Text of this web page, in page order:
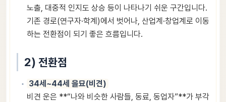
노출, 대중적 인지도 상승 등이 나타나기 쉬운 구간입니다.
기존 경로(연구자·학계)에서 벗어나, 산업계·창업계로 이동
하는 전환점이 되기 좋은 흐름입니다.
2) 전환점
34세~44세 을묘(비견)
비견 운은 **“나와 비슷한 사람들, 동료, 동업자”**가 부각